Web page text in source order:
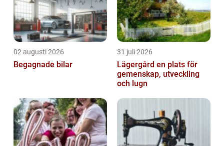
02 augusti 2026
Begagnade bilar
31 juli 2026
Lägergård en plats för
gemenskap, utveckling
och lugn